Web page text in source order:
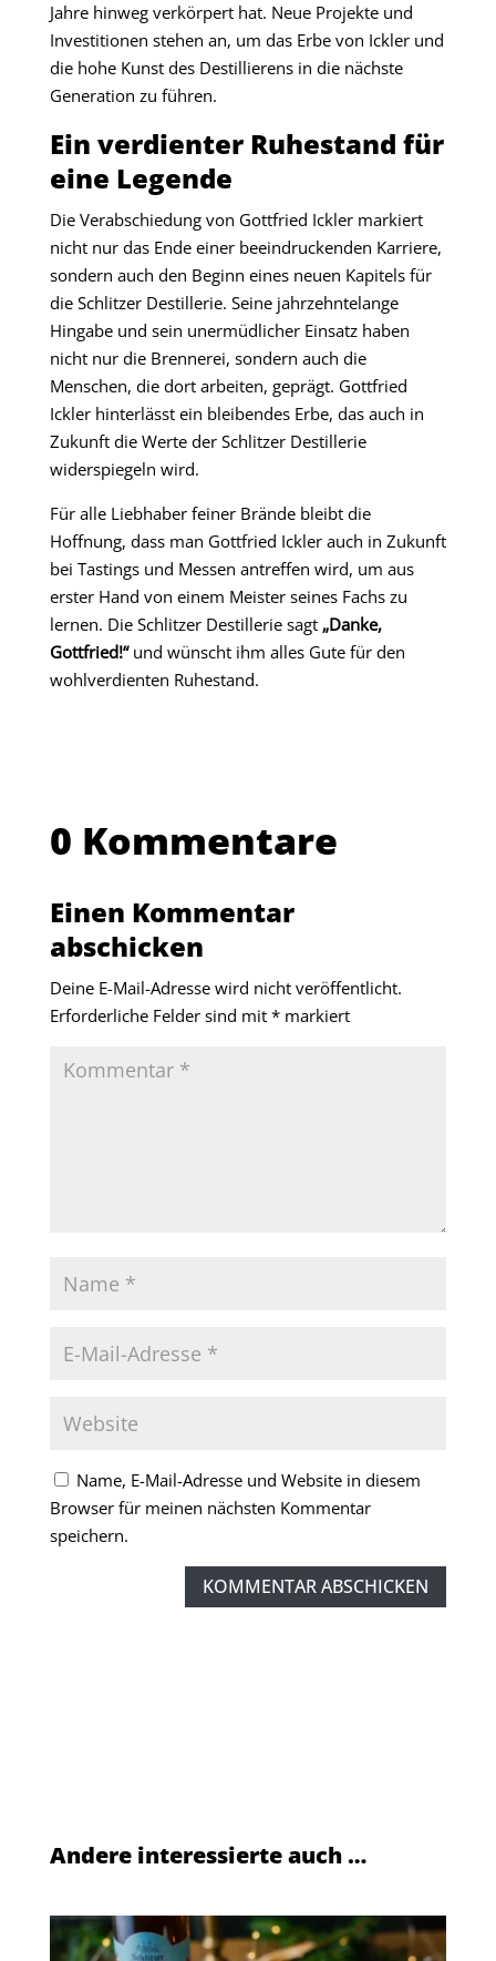
Jahre hinweg verkörpert hat. Neue Projekte und
Investitionen stehen an, um das Erbe von Ickler und
die hohe Kunst des Destillierens in die nächste
Generation zu führen.
Ein verdienter Ruhestand für
eine Legende
Die Verabschiedung von Gottfried Ickler markiert
nicht nur das Ende einer beeindruckenden Karriere,
sondern auch den Beginn eines neuen Kapitels für
die Schlitzer Destillerie. Seine jahrzehntelange
Hingabe und sein unermüdlicher Einsatz haben
nicht nur die Brennerei, sondern auch die
Menschen, die dort arbeiten, geprägt. Gottfried
Ickler hinterlässt ein bleibendes Erbe, das auch in
Zukunft die Werte der Schlitzer Destillerie
widerspiegeln wird.
Für alle Liebhaber feiner Brände bleibt die
Hoffnung, dass man Gottfried Ickler auch in Zukunft
bei Tastings und Messen antreffen wird, um aus
erster Hand von einem Meister seines Fachs zu
lernen. Die Schlitzer Destillerie sagt „Danke,
Gottfried!“und wünscht ihm alles Gute für den
wohlverdienten Ruhestand.
0 Kommentare
Einen Kommentar
abschicken
Deine E-Mail-Adresse wird nicht veröffentlicht.
Erforderliche Felder sind mit *markiert
Name, E-Mail-Adresse und Website in diesem
Browser für meinen nächsten Kommentar
speichern.
KOMMENTAR ABSCHICKEN
Andere interessierte auch …